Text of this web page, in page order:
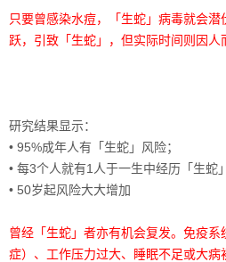
只要曾感染水痘，「生蛇」病毒就会
跃，引致「生蛇」，但实际时间则因人
研究结果显示：
• 95%成年人有「生蛇」风险；
• 每3个人就有1人于一生中经历「生蛇
• 50岁起风险大大增加
曾经「生蛇」者亦有机会复发。 免疫系
症）、工作压力过大、睡眠不足或大